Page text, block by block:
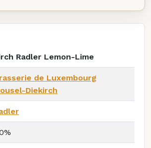
Radler Lemon-Lime
de Luxembourg
Diekirch